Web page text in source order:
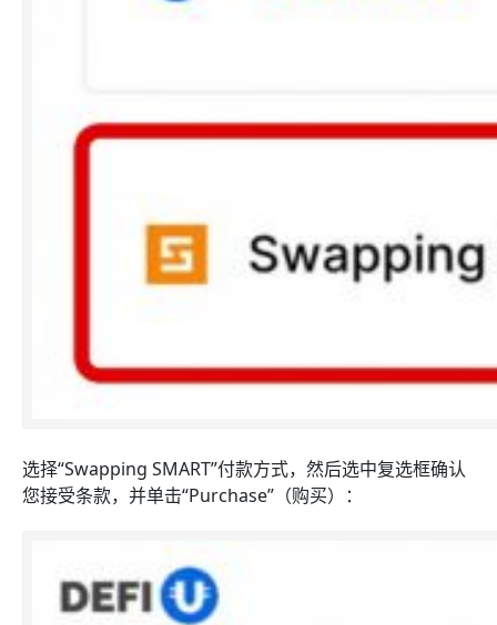
选择“Swapping SMART”付款方式，然后选中复选框确认
您接受条款，并单击“Purchase”（购买）：